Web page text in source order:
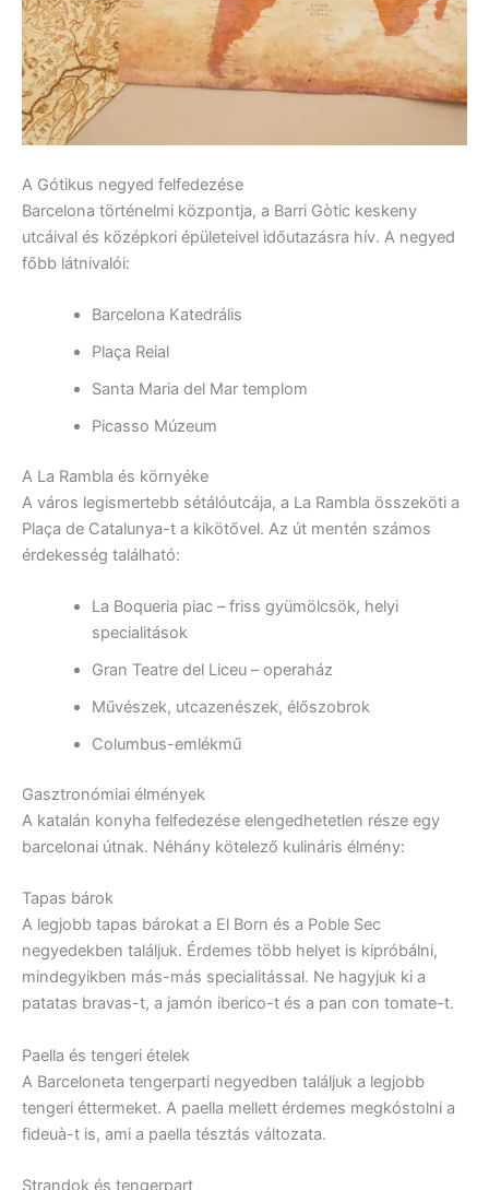
A Gótikus negyed felfedezése
Barcelona történelmi központja, a Barri Gòtic keskeny
utcáival és középkori épületeivel időutazásra hív. A negyed
főbb látnivalói:
Barcelona Katedrális
Plaça Reial
Santa Maria del Mar templom
Picasso Múzeum
A La Rambla és környéke
A város legismertebb sétálóutcája, a La Rambla összeköti a
Plaça de Catalunya-t a kikötővel. Az út mentén számos
érdekesség található:
La Boqueria piac – friss gyümölcsök, helyi
specialitások
Gran Teatre del Liceu – operaház
Művészek, utcazenészek, élőszobrok
Columbus-emlékmű
Gasztronómiai élmények
A katalán konyha felfedezése elengedhetetlen része egy
barcelonai útnak. Néhány kötelező kulináris élmény:
Tapas bárok
A legjobb tapas bárokat a El Born és a Poble Sec
negyedekben találjuk. Érdemes több helyet is kipróbálni,
mindegyikben más-más specialitással. Ne hagyjuk ki a
patatas bravas-t, a jamón iberico-t és a pan con tomate-t.
Paella és tengeri ételek
A Barceloneta tengerparti negyedben találjuk a legjobb
tengeri éttermeket. A paella mellett érdemes megkóstolni a
fideuà-t is, ami a paella tésztás változata.
Strandok és tengerpart